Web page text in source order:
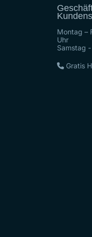
Montag –
Uhr
Samstag
Gratis